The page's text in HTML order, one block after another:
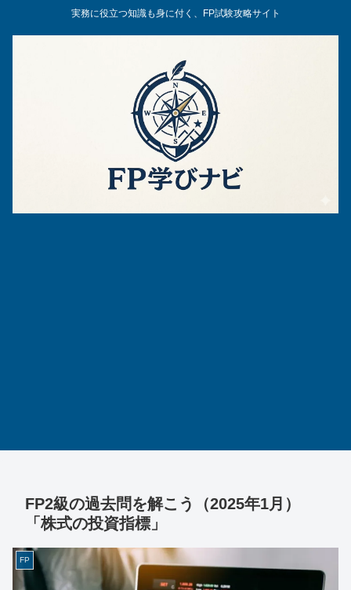
実務に役立つ知識も身に付く、FP試験攻略サイト
FP2級の過去問を解こう（2025年1月）
「株式の投資指標」
FP